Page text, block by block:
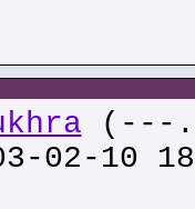
(---
02-10